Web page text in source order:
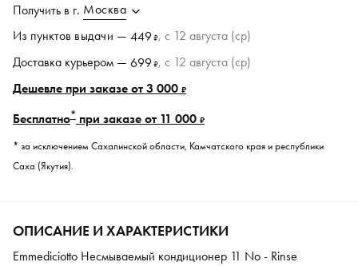
Получить в г. Москва
Из пунктов выдачи — 449₽, c 12 августа (ср)
Доставка курьером — 699₽, c 12 августа (ср)
Дешевле при заказе от 3 000 ₽
Бесплатно* при заказе от 11 000 ₽
* за исключением Сахалинской области, Камчатского края и республики
Саха (Якутия).
ОПИСАНИЕ И ХАРАКТЕРИСТИКИ
Emmediciotto Несмываемый кондиционер 11 No - Rinse